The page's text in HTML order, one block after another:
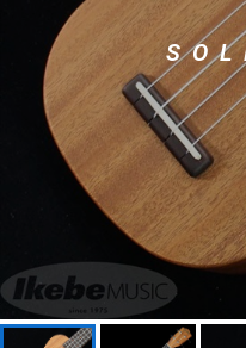
キーボード
管楽器
アンプ
DJ機器